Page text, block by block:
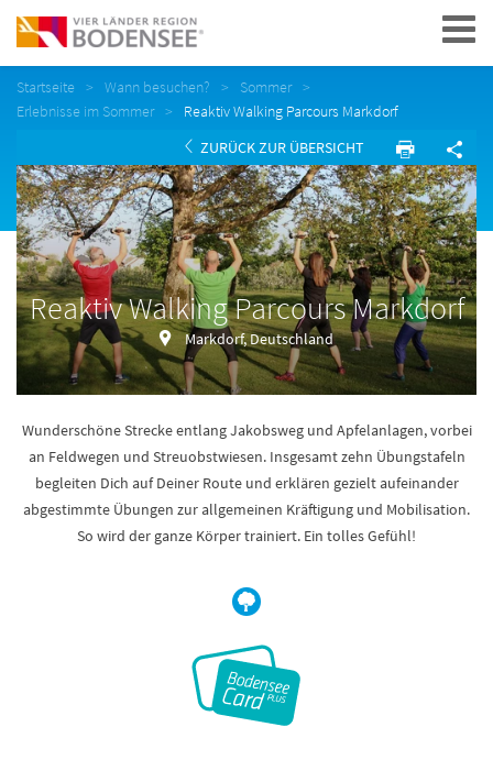
Navigation
Startseite Wann besuchen?
Sommer
Erlebnisse im Sommer
Reaktiv Walking Parcours Markdorf
ZURÜCK ZUR ÜBERSICHT
Reaktiv Walking Parcours Markdorf
Markdorf, Deutschland
Wunderschöne Strecke entlang Jakobsweg und Apfelanlagen, vorbei
an Feldwegen und Streuobstwiesen. Insgesamt zehn Übungstafeln
begleiten Dich auf Deiner Route und erklären gezielt aufeinander
abgestimmte Übungen zur allgemeinen Kräftigung und Mobilisation.
So wird der ganze Körper trainiert. Ein tolles Gefühl!